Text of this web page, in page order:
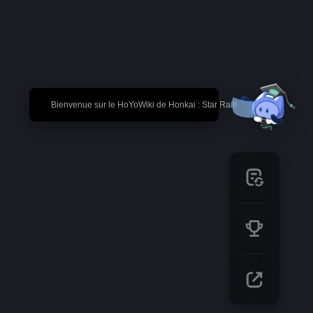
🎉 Bienvenue sur le HoYoWiki de Honkai : Star Rail!